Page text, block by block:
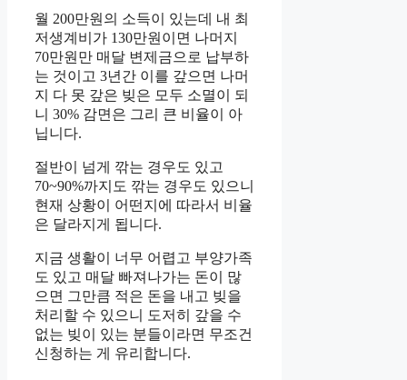
월 200만원의 소득이 있는데 내 최
저생계비가 130만원이면 나머지
70만원만 매달 변제금으로 납부하
는 것이고 3년간 이를 갚으면 나머
지 다 못 갚은 빚은 모두 소멸이 되
니 30% 감면은 그리 큰 비율이 아
닙니다.
절반이 넘게 깎는 경우도 있고
70~90%까지도 깎는 경우도 있으니
현재 상황이 어떤지에 따라서 비율
은 달라지게 됩니다.
지금 생활이 너무 어렵고 부양가족
도 있고 매달 빠져나가는 돈이 많
으면 그만큼 적은 돈을 내고 빚을
처리할 수 있으니 도저히 갚을 수
없는 빚이 있는 분들이라면 무조건
신청하는 게 유리합니다.